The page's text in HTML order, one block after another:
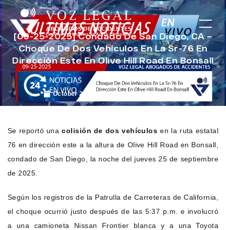
[09-25-2025] Condado De San Diego, CA –
Choque De Dos Vehículos En La Sr-76 En
Dirección Este En Olive Hill Road En Bonsall
October 2, 2025
Se reportó unacolisión de dos vehículos en la ruta estatal
76 en dirección este a la altura de Olive Hill Road en Bonsall,
condado de San Diego, la noche del jueves 25 de septiembre
de 2025.
Según los registros de la Patrulla de Carreteras de California,
el choque ocurrió justo después de las 5:37 p.m. e involucró
a una camioneta Nissan Frontier blanca y a una Toyota